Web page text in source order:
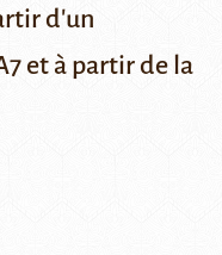
d'un
et à partir de la